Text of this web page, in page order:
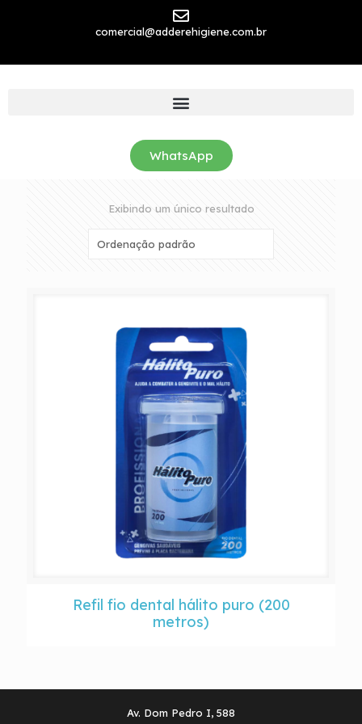
comercial@adderehigiene.com.br
WhatsApp
Exibindo um único resultado
Refil fio dental hálito puro (200
metros)
Av. Dom Pedro I, 588